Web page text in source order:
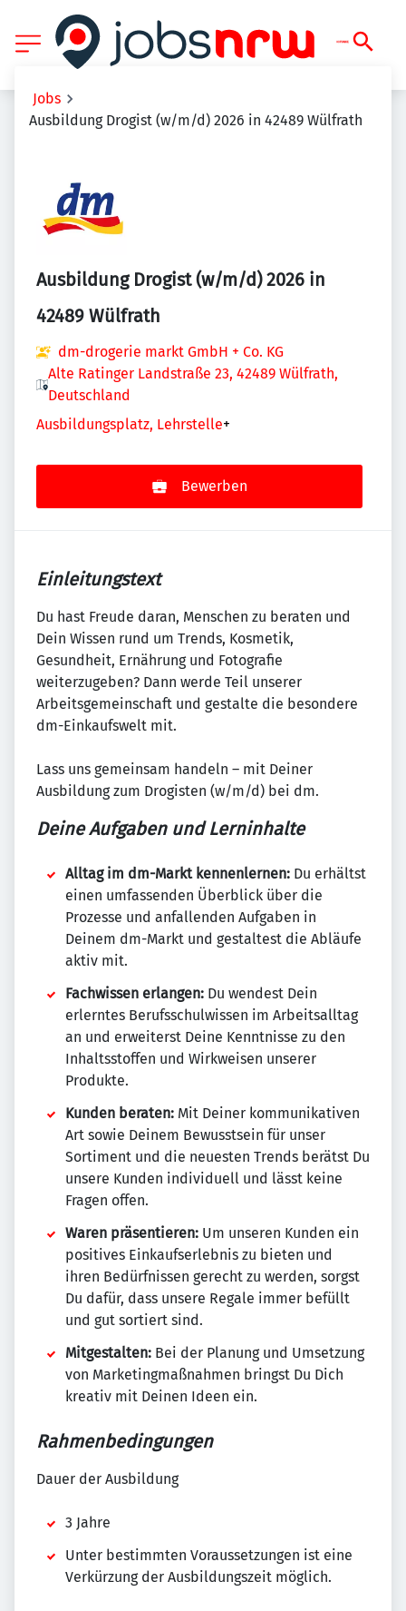
Jobs
Ausbildung Drogist (w/m/d) 2026 in 42489 Wülfrath
Ausbildung Drogist (w/m/d) 2026 in
42489 Wülfrath
dm-drogerie markt GmbH + Co. KG
Alte Ratinger Landstraße 23, 42489 Wülfrath,
Deutschland
Ausbildungsplatz, Lehrstelle+
Bewerben
Einleitungstext
Du hast Freude daran, Menschen zu beraten und
Dein Wissen rund um Trends, Kosmetik,
Gesundheit, Ernährung und Fotografie
weiterzugeben? Dann werde Teil unserer
Arbeitsgemeinschaft und gestalte die besondere
dm-Einkaufswelt mit.
Lass uns gemeinsam handeln – mit Deiner
Ausbildung zum Drogisten (w/m/d) bei dm.
Deine Aufgaben und Lerninhalte
Alltag im dm-Markt kennenlernen: Du erhältst
einen umfassenden Überblick über die
Prozesse und anfallenden Aufgaben in
Deinem dm-Markt und gestaltest die Abläufe
aktiv mit.
Fachwissen erlangen: Du wendest Dein
erlerntes Berufsschulwissen im Arbeitsalltag
an und erweiterst Deine Kenntnisse zu den
Inhaltsstoffen und Wirkweisen unserer
Produkte.
Kunden beraten: Mit Deiner kommunikativen
Art sowie Deinem Bewusstsein für unser
Sortiment und die neuesten Trends berätst Du
unsere Kunden individuell und lässt keine
Fragen offen.
Waren präsentieren: Um unseren Kunden ein
positives Einkaufserlebnis zu bieten und
ihren Bedürfnissen gerecht zu werden, sorgst
Du dafür, dass unsere Regale immer befüllt
und gut sortiert sind.
Mitgestalten: Bei der Planung und Umsetzung
von Marketingmaßnahmen bringst Du Dich
kreativ mit Deinen Ideen ein.
Rahmenbedingungen
Dauer der Ausbildung
3 Jahre
Unter bestimmten Voraussetzungen ist eine
Verkürzung der Ausbildungszeit möglich.